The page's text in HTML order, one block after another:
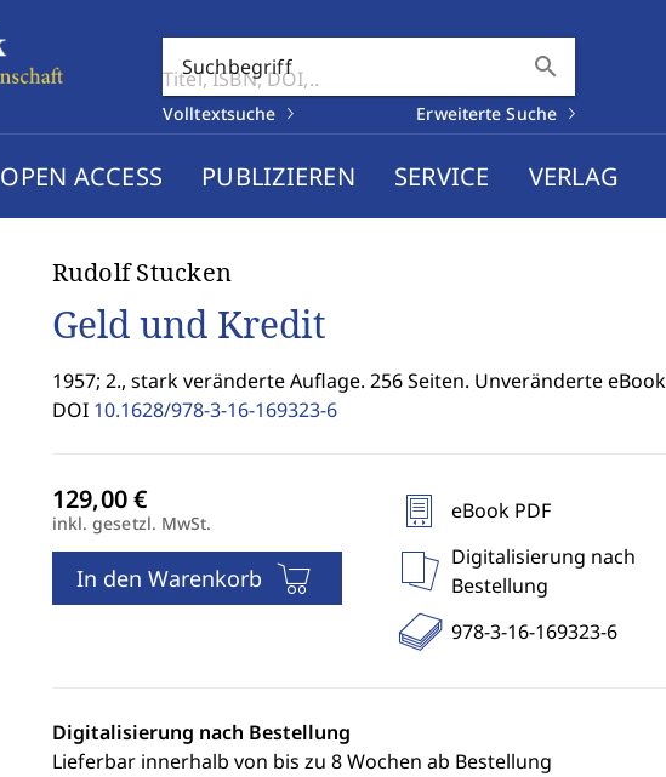
Suchbegriff search
Volltextsuche Erweiterte Suche
OPEN ACCESS PUBLIZIEREN SERVICE VERLAG
Rudolf Stucken
Geld und Kredit
1957; 2., stark veränderte Auflage. 256 Seiten. Unveränderte
DOI 10.1628/978-3-16-169323-6
inkl. gesetzl. MwSt.
In den Warenkorb
eBook PDF
Digitalisierung nach
Bestellung
978-3-16-169323-6
Digitalisierung nach Bestellung
Lieferbar innerhalb von bis zu 8 Wochen ab Bestellung